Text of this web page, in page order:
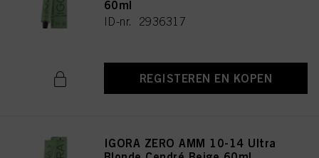
60ml
ID-nr. 2936317
REGISTEREN EN KOPEN
IGORA ZERO AMM 10-14 Ultra